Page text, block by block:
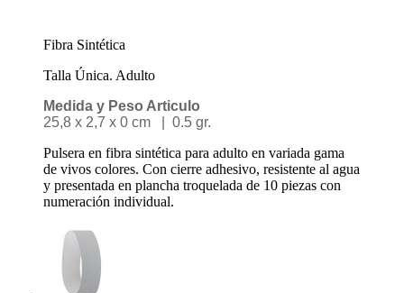
Fibra Sintética
Talla Única. Adulto
Medida y Peso Articulo
25,8 x 2,7 x 0 cm | 0.5 gr.
Pulsera en fibra sintética para adulto en variada gama
de vivos colores. Con cierre adhesivo, resistente al agua
y presentada en plancha troquelada de 10 piezas con
numeración individual.